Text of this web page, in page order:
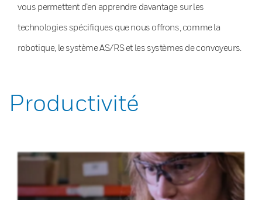
vous permettent d’en apprendre davantage sur les
technologies spécifiques que nous offrons, comme la
robotique, le système AS/RS et les systèmes de convoyeurs.
Productivité